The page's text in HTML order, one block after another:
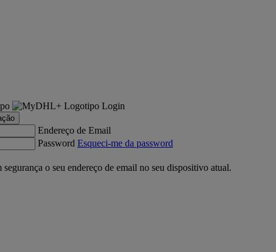
Login
Endereço de Email
Password Esqueci-me da password
o seu endereço de email no seu dispositivo atual.